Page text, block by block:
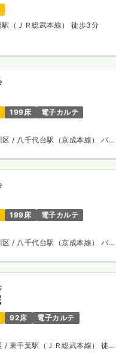
（ＪＲ総武本線） 徒歩3分
199床
電子カルテ
区/ 八千代台駅（京成本線） バス
199床
電子カルテ
区/ 八千代台駅（京成本線） バス
92床
電子カルテ
/ 東千葉駅（ＪＲ総武本線） 徒歩